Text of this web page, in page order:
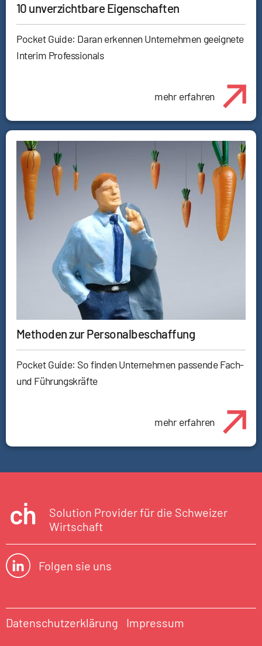
10 unverzichtbare Eigenschaften
Pocket Guide: Daran erkennen Unternehmen geeignete
Interim Professionals
mehr erfahren
Methoden zur Personalbeschaffung
Pocket Guide: So finden Unternehmen passende Fach-
und Führungskräfte
mehr erfahren
Solution Provider für die Schweizer
Wirtschaft
Folgen sie uns
Datenschutzerklärung Impressum